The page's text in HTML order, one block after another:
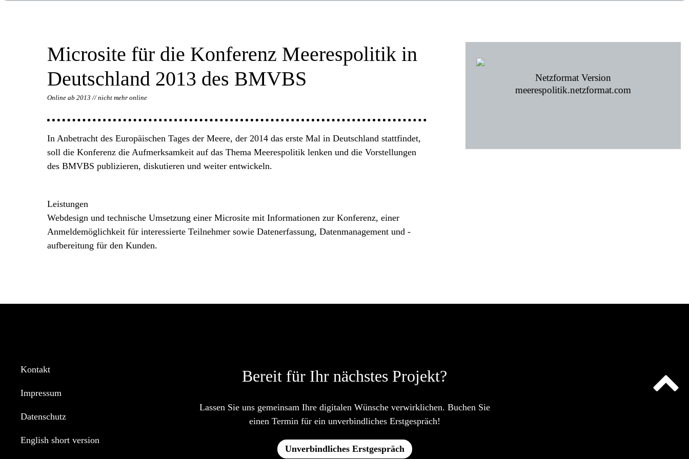
Microsite für die Konferenz Meerespolitik in
Deutschland 2013 des BMVBS
Online ab 2013 // nicht mehr online
In Anbetracht des Europäischen Tages der Meere, der 2014 das erste Mal in Deutschland stattfindet,
soll die Konferenz die Aufmerksamkeit auf das Thema Meerespolitik lenken und die Vorstellungen
des BMVBS publizieren, diskutieren und weiter entwickeln.
Leistungen
Webdesign und technische Umsetzung einer Microsite mit Informationen zur Konferenz, einer
Anmeldemöglichkeit für interessierte Teilnehmer sowie Datenerfassung, Datenmanagement und -
aufbereitung für den Kunden.
Netzformat Version
meerespolitik.netzformat.com
Kontakt
Impressum
Datenschutz
English short version
Bereit für Ihr nächstes Projekt?
Lassen Sie uns gemeinsam Ihre digitalen Wünsche verwirklichen. Buchen Sie
einen Termin für ein unverbindliches Erstgespräch!
Unverbindliches Erstgespräch